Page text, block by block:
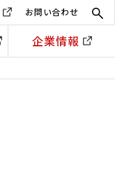
お問い合わせ
企業情報